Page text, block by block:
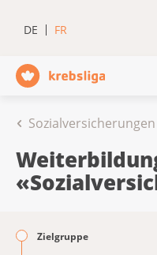
DE FR
Sozialversicherungen
Zielgruppe